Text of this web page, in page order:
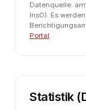
Datenquelle:
InsO). Es
Portal.
Statistik